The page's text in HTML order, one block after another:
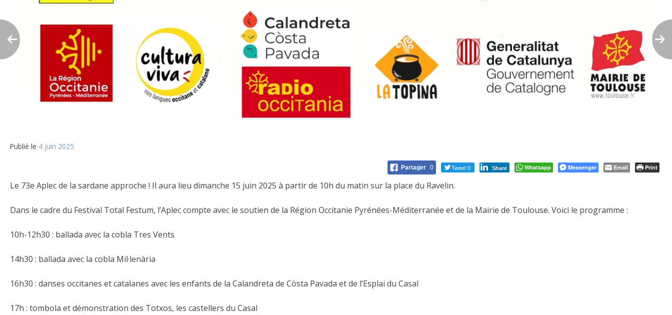
Publié le 4 juin 2025
Partager 0 Tweet 0 Share Whatsapp Messenger Email Print
Le 73e Aplec de la sardane approche ! Il aura lieu dimanche 15 juin 2025 à partir de 10h du matin sur la place du Ravelin.
Dans le cadre du Festival Total Festum, l’Aplec compte avec le soutien de la Région Occitanie Pyrénées-Méditerranée et de la Mairie de Toulouse. Voici le programme :
10h-12h30 : ballada avec la cobla Tres Vents
14h30 : ballada avec la cobla Mil·lenària
16h30 : danses occitanes et catalanes avec les enfants de la Calandreta de Còsta Pavada et de l’Esplai du Casal
17h : tombola et démonstration des Totxos, les castellers du Casal